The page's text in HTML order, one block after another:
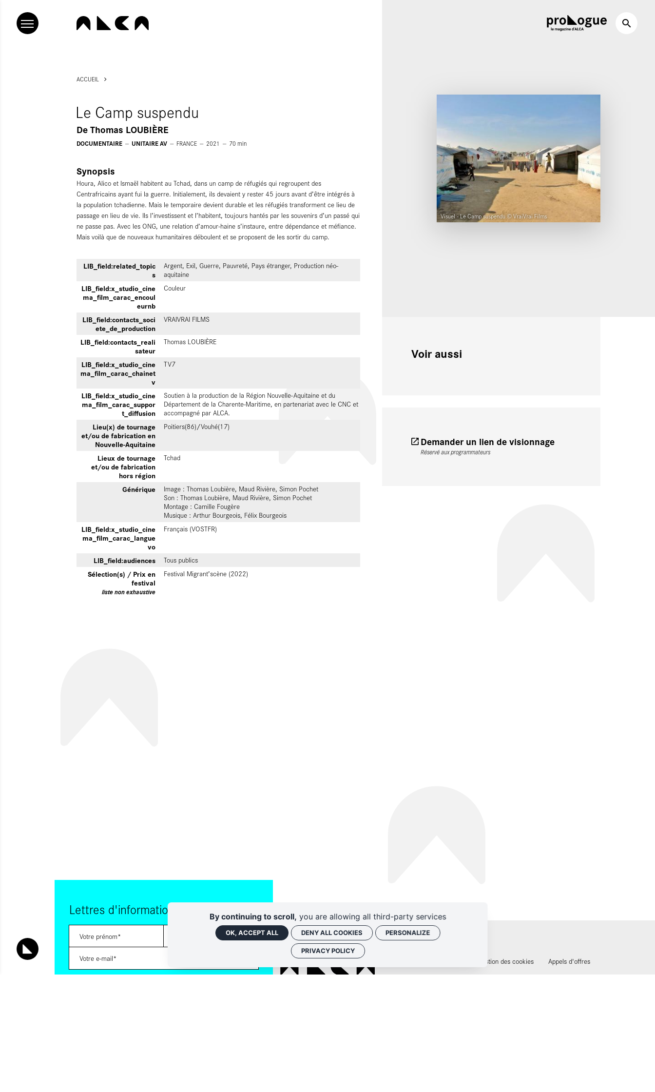
Visuel - Le Camp suspendu © VraiVrai Films
ACCUEIL
Le Camp suspendu
DeThomas LOUBIÈRE
DOCUMENTAIRE UNITAIRE AV FRANCE 2021 70 min
Synopsis
Houra, Alico et Ismaël habitent au Tchad, dans un camp de réfugiés qui regroupent des
Centrafricains ayant fui la guerre. Initialement, ils devaient y rester 45 jours avant d’être intégrés à
la population tchadienne. Mais le temporaire devient durable et les réfugiés transforment ce lieu de
passage en lieu de vie. Ils l’investissent et l’habitent, toujours hantés par les souvenirs d’un passé qui
ne passe pas. Avec les ONG, une relation d’amour-haine s’instaure, entre dépendance et méfiance.
Mais voilà que de nouveaux humanitaires déboulent et se proposent de les sortir du camp.
LIB_field:related_topic
s
Argent, Exil, Guerre, Pauvreté, Pays étranger, Production néo-
aquitaine
LIB_field:x_studio_cine
ma_film_carac_encoul
eurnb
Couleur
LIB_field:contacts_soci
ete_de_production
VRAIVRAI FILMS
LIB_field:contacts_reali
sateur
Thomas LOUBIÈRE
LIB_field:x_studio_cine
ma_film_carac_chainet
v
TV7
LIB_field:x_studio_cine
ma_film_carac_suppor
t_diffusion
Soutien à la production de la Région Nouvelle-Aquitaine et du
Département de la Charente-Maritime, en partenariat avec le CNC et
accompagné par ALCA.
Lieu(x) de tournage
et/ou de fabrication en
Nouvelle-Aquitaine
Poitiers(86)/Vouhé(17)
Lieux de tournage
et/ou de fabrication
hors région
Tchad
Générique
Image : Thomas Loubière, Maud Rivière, Simon Pochet
Son : Thomas Loubière, Maud Rivière, Simon Pochet
Montage : Camille Fougère
Musique : Arthur Bourgeois, Félix Bourgeois
LIB_field:x_studio_cine
ma_film_carac_langue
vo
Français (VOSTFR)
LIB_field:audiences Tous publics
Sélection(s) / Prix en
festival
liste non exhaustive
Festival Migrant’scène (2022)
Voir aussi
Demander un lien de visionnage
Réservé aux programmateurs
Lettres d'information
Gestion des cookies Appels d'offres
By continuing to scroll, you are allowing all third-party services
OK, ACCEPT ALL DENY ALL COOKIES PERSONALIZE
PRIVACY POLICY